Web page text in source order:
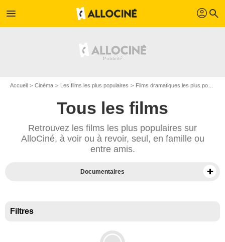
menu profil search
Accueil Cinéma Les films les plus populaires Films dramatiques les plus populaires
Tous les films
Retrouvez les films les plus populaires sur
AlloCiné, à voir ou à revoir, seul, en famille ou
entre amis.
Documentaires
Filtres